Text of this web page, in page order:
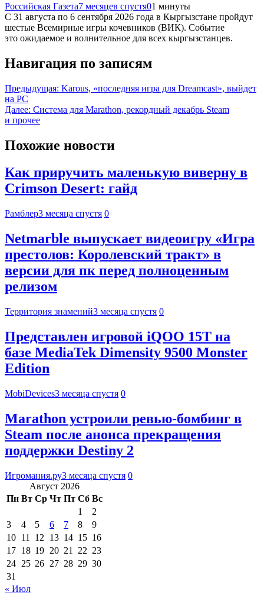
Российская Газета7 месяцев спустя01 минуты
С 31 августа по 6 сентября 2026 года в Кыргызстане пройдут
шестые Всемирные игры кочевников (ВИК). Событие
это ожидаемое и волнительное для всех кыргызстанцев.
Навигация по записям
Предыдущая: Karous, «последняя игра для Dreamcast», выйдет
на PC
Далее: Система для Marathon, рекордный декабрь Steam
и прочее
Похожие новости
Как приручить маленькую виверну в
Crimson Desert: гайд
Рамблер3 месяца спустя 0
Netmarble выпускает видеоигру «Игра
престолов: Королевский тракт» в
версии для пк перед полноценным
релизом
Территория знамений3 месяца спустя 0
Представлен игровой iQOO 15T на
базе MediaTek Dimensity 9500 Monster
Edition
MobiDevices3 месяца спустя 0
Marathon устроили ревью-бомбинг в
Steam после анонса прекращения
поддержки Destiny 2
Игромания.ру3 месяца спустя 0
Август 2026
Пн Вт Ср Чт Пт Сб Вс
1
2
3
4 5 6 7 8
9
10 11 12 13 14 15 16
17 18 19 20 21 22 23
24 25 26 27 28 29 30
31
« Июл